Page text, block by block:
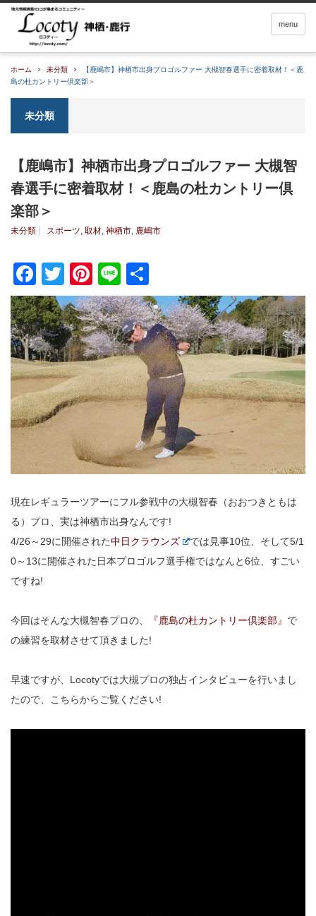
menu
ホーム 未分類
【鹿嶋市】神栖市出身プロゴルファー 大槻智春選手に密着取材！＜鹿
島の杜カントリー倶楽部＞
未分類
【鹿嶋市】神栖市出身プロゴルファー 大槻智
春選手に密着取材！＜鹿島の杜カントリー倶
楽部＞
未分類 スポーツ, 取材, 神栖市, 鹿嶋市
Facebook
TwitterPinterest
Line
有
現在レギュラーツアーにフル参戦中の大槻智春（おおつきともは
る）プロ、実は神栖市出身なんです!
4/26～29に開催された中日クラウンズ
では見事10位、そして5/1
0～13に開催された日本プロゴルフ選手権ではなんと6位、すごい
ですね!
今回はそんな大槻智春プロの、 『鹿島の杜カントリー倶楽部』 で
の練習を取材させて頂きました!
早速ですが、Locotyでは大槻プロの独占インタビューを行いまし
たので、こちらからご覧ください!